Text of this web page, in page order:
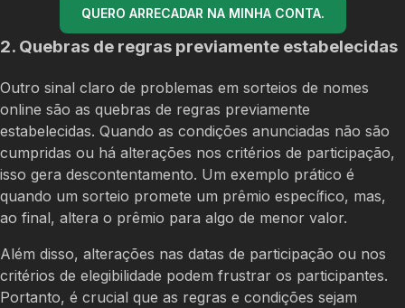
QUERO ARRECADAR NA MINHA CONTA.
2. Quebras de regras previamente estabelecidas
Outro sinal claro de problemas em sorteios de nomes
online são as quebras de regras previamente
estabelecidas. Quando as condições anunciadas não são
cumpridas ou há alterações nos critérios de participação,
isso gera descontentamento. Um exemplo prático é
quando um sorteio promete um prêmio específico, mas,
ao final, altera o prêmio para algo de menor valor.
Além disso, alterações nas datas de participação ou nos
critérios de elegibilidade podem frustrar os participantes.
Portanto, é crucial que as regras e condições sejam